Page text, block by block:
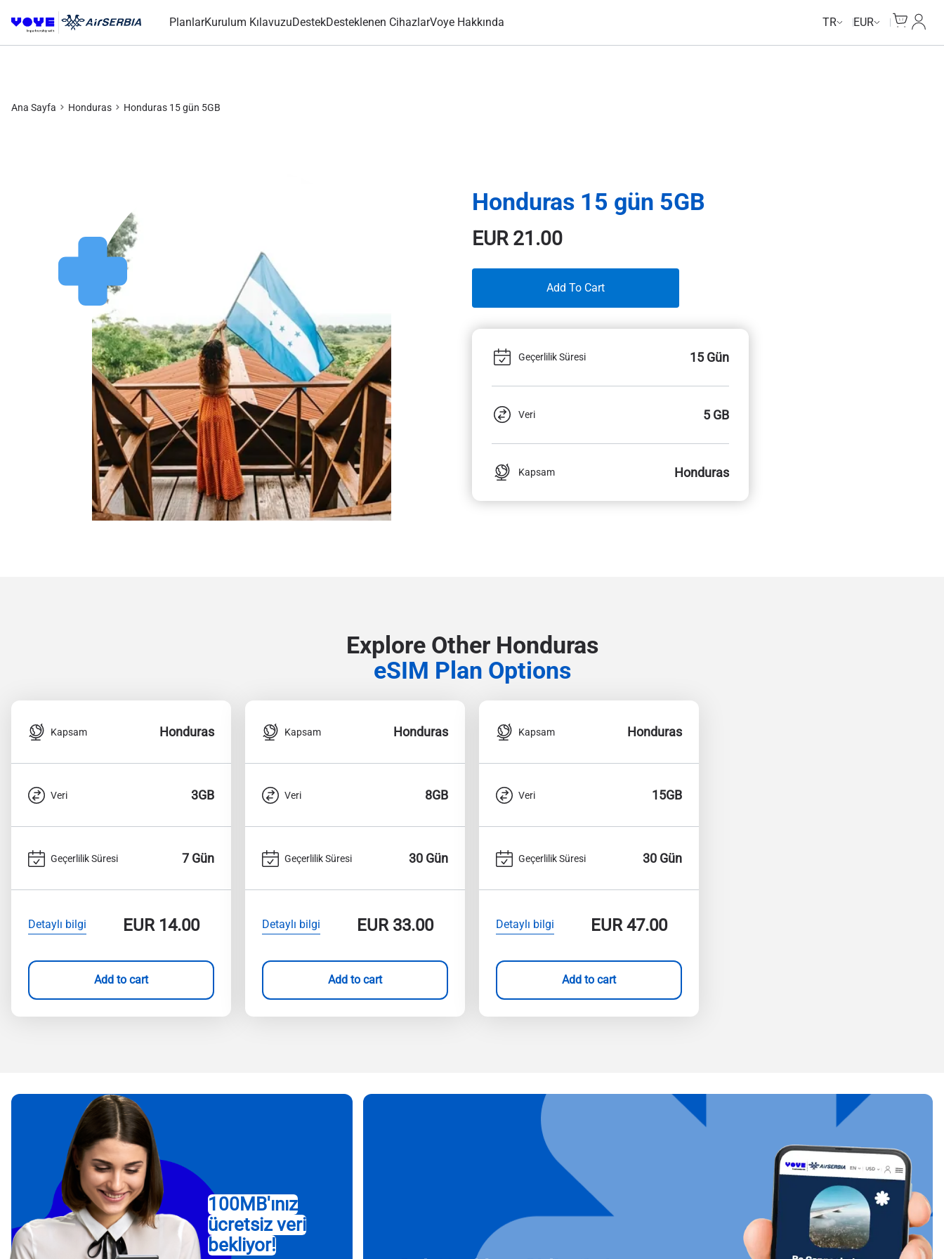
PlanlarKurulum KılavuzuDestekDesteklenen CihazlarVoye Hakkında TR EUR
Ana Sayfa Honduras Honduras 15 gün 5GB
Honduras 15 gün 5GB
EUR21.00
Add To Cart
Geçerlilik Süresi 15 Gün
Veri 5 GB
Kapsam Honduras
Explore Other Honduras
eSIM Plan Options
Kapsam Honduras
Veri 3GB
Geçerlilik Süresi 7 Gün
Detaylı bilgi EUR14.00
Add to cart
Kapsam Honduras
Veri 8GB
Geçerlilik Süresi 30 Gün
Detaylı bilgi EUR33.00
Add to cart
Kapsam Honduras
Veri 15GB
Geçerlilik Süresi 30 Gün
Detaylı bilgi EUR47.00
Add to cart
100MB'ınız
ücretsiz veri
bekliyor!